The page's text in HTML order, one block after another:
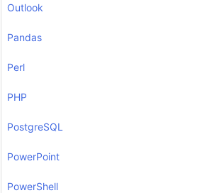
Outlook
Pandas
Perl
PHP
PostgreSQL
PowerPoint
PowerShell